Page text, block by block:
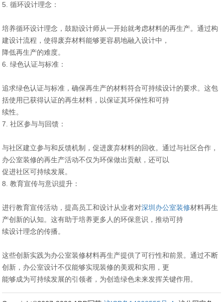
5. 循环设计理念：
培养循环设计理念，鼓励设计师从一开始就考虑材料的再生产。通过构
建设计流程，使得废弃材料能够更容易地融入设计中，
降低再生产的难度。
6. 绿色认证与标准：
追求绿色认证与标准，确保再生产的材料符合可持续设计的要求。这包
括使用已获得认证的再生材料，以保证其环保性和可持
续性。
7. 社区参与与回馈：
与社区建立参与和反馈机制，促进废弃材料的回收。通过与社区合作，
办公室装修的再生产活动不仅为环保做出贡献，还可以
促进社区可持续发展。
8. 教育宣传与意识提升：
进行教育宣传活动，提高员工和设计从业者对深圳办公室装修材料再生
产创新的认知。这有助于培养更多人的环保意识，推动可持
续设计理念的传播。
这些创新实践为办公室装修材料再生产提供了可行性和前景。通过不断
创新，办公室设计不仅能够实现装修的美观和实用，更
能够成为可持续发展的引领者，为创造绿色未来发挥关键作用。